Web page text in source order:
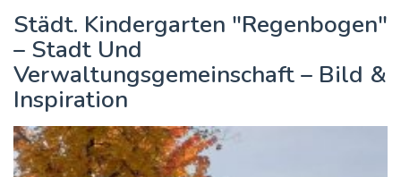
Städt. Kindergarten "Regenbogen"
– Stadt Und
Verwaltungsgemeinschaft – Bild &
Inspiration